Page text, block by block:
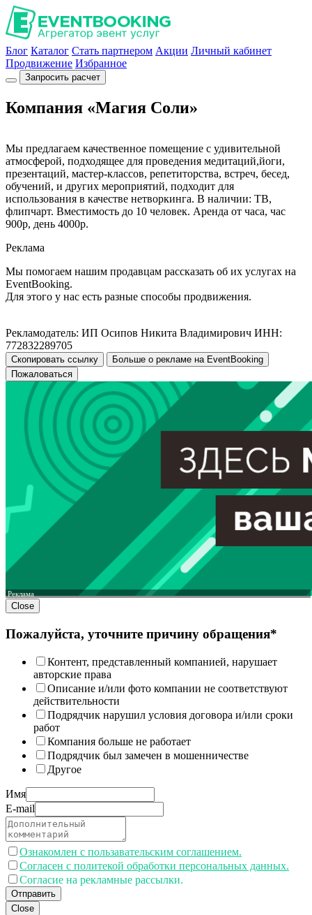
Блог Каталог Стать партнером Акции Личный кабинет
Продвижение Избранное
Запросить расчет
Компания «Магия Соли»
Мы предлагаем качественное помещение с удивительной
атмосферой, подходящее для проведения медитаций,йоги,
презентаций, мастер-классов, репетиторства, встреч, бесед,
обучений, и других мероприятий, подходит для
использования в качестве нетворкинга. В наличии: ТВ,
флипчарт. Вместимость до 10 человек. Аренда от часа, час
900р, день 4000р.
Реклама
Мы помогаем нашим продавцам рассказать об их услугах на
EventBooking.
Для этого у нас есть разные способы продвижения.
Рекламодатель: ИП Осипов Никита Владимирович ИНН:
772832289705
Скопировать ссылку
Больше о рекламе на EventBooking
Пожаловаться
Реклама
Close
Пожалуйста, уточните причину обращения*
Контент, представленный компанией, нарушает
авторские права
Описание и/или фото компании не соответствуют
действительности
Подрядчик нарушил условия договора и/или сроки
работ
Компания больше не работает
Подрядчик был замечен в мошенничестве
Другое
Имя
E-mail
Ознакомлен с пользавательским соглашением.
Согласен с политекой обработки персональных данных.
Согласие на рекламные рассылки.
Отправить
Close